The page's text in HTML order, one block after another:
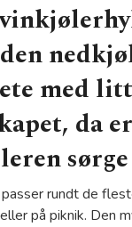
med
da
rundt de
på piknik. Den